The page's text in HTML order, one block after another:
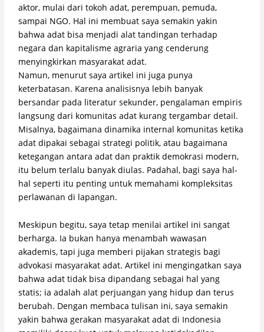
aktor, mulai dari tokoh adat, perempuan, pemuda,
sampai NGO. Hal ini membuat saya semakin yakin
bahwa adat bisa menjadi alat tandingan terhadap
negara dan kapitalisme agraria yang cenderung
menyingkirkan masyarakat adat.
Namun, menurut saya artikel ini juga punya
keterbatasan. Karena analisisnya lebih banyak
bersandar pada literatur sekunder, pengalaman empiris
langsung dari komunitas adat kurang tergambar detail.
Misalnya, bagaimana dinamika internal komunitas ketika
adat dipakai sebagai strategi politik, atau bagaimana
ketegangan antara adat dan praktik demokrasi modern,
itu belum terlalu banyak diulas. Padahal, bagi saya hal-
hal seperti itu penting untuk memahami kompleksitas
perlawanan di lapangan.
Meskipun begitu, saya tetap menilai artikel ini sangat
berharga. Ia bukan hanya menambah wawasan
akademis, tapi juga memberi pijakan strategis bagi
advokasi masyarakat adat. Artikel ini mengingatkan saya
bahwa adat tidak bisa dipandang sebagai hal yang
statis; ia adalah alat perjuangan yang hidup dan terus
berubah. Dengan membaca tulisan ini, saya semakin
yakin bahwa gerakan masyarakat adat di Indonesia